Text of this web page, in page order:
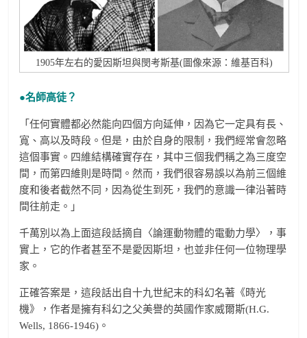
1905年左右的愛因斯坦與閔考斯基(圖像來源：維基百科)
●名師高徒？
「任何實體都必然能向四個方向延伸，因為它一定具有長、
寬、高以及時段。但是，由於自身的限制，我們經常會忽略
這個事實。四維結構確實存在，其中三個我們稱之為三度空
間，而第四維則是時間。然而，我們很容易誤以為前三個維
度和後者截然不同，因為從生到死，我們的意識一律沿著時
間往前走。」
千萬別以為上面這段話摘自〈論運動物體的電動力學〉，事
實上，它的作者甚至不是愛因斯坦，也並非任何一位物理學
家。
正確答案是，這段話出自十九世紀末的科幻名著《時光
機》，作者是擁有科幻之父美譽的英國作家威爾斯(H.G.
Wells, 1866-1946)。